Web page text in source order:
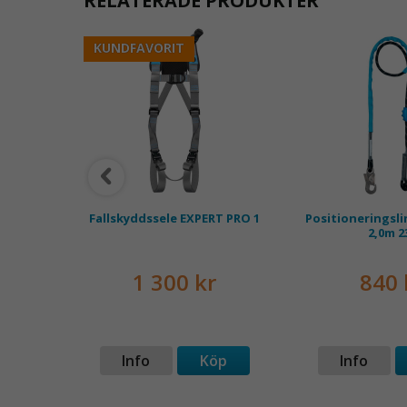
KUNDFAVORIT
Fallskyddssele EXPERT PRO 1
1 300 kr
Info Köp
2,0m
840
Info